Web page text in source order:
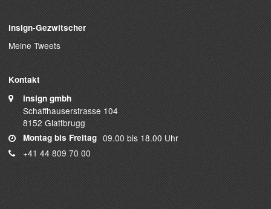
insign-Gezwitscher
Meine Tweets
Kontakt
insign gmbh
Schaffhauserstrasse 104
8152 Glattbrugg
Montag bis Freitag 09.00 bis 18.00 Uhr
+41 44 809 70 00